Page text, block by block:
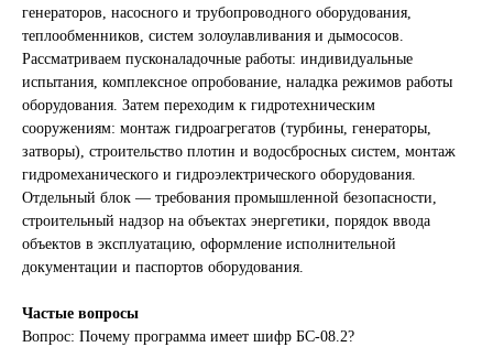
генераторов, насосного и трубопроводного оборудования,
теплообменников, систем золоулавливания и дымососов.
Рассматриваем пусконаладочные работы: индивидуальные
испытания, комплексное опробование, наладка режимов работы
оборудования. Затем переходим к гидротехническим
сооружениям: монтаж гидроагрегатов (турбины, генераторы,
затворы), строительство плотин и водосбросных систем, монтаж
гидромеханического и гидроэлектрического оборудования.
Отдельный блок — требования промышленной безопасности,
строительный надзор на объектах энергетики, порядок ввода
объектов в эксплуатацию, оформление исполнительной
документации и паспортов оборудования.
Частые вопросы
Вопрос: Почему программа имеет шифр БС-08.2?